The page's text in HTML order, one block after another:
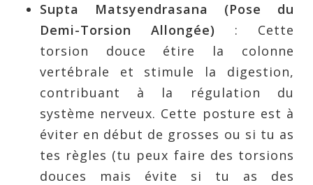
Supta Matsyendrasana (Pose du
Demi-Torsion Allongée) : Cette
torsion douce étire la colonne
vertébrale et stimule la digestion,
contribuant à la régulation du
système nerveux. Cette posture est à
éviter en début de grosses ou si tu as
tes règles (tu peux faire des torsions
douces mais évite si tu as des